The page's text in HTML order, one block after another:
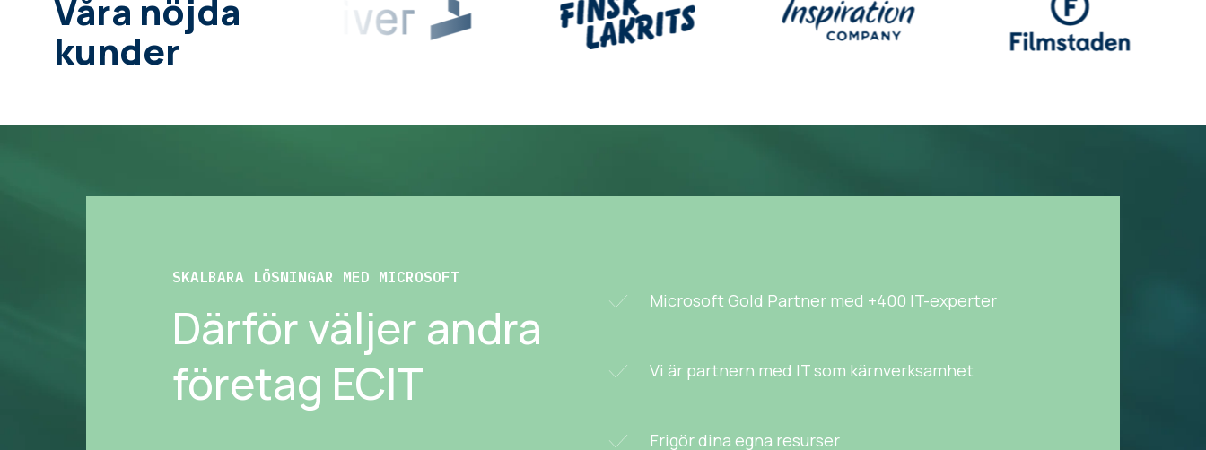
Våra nöjda
kunder
SKALBARA LÖSNINGAR MED MICROSOFT
Därför väljer andra
företag ECIT
Microsoft Gold Partner med +400 IT-experter
Vi är partnern med IT som kärnverksamhet
Frigör dina egna resurser